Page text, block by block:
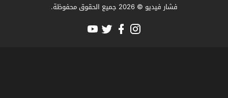
فشار فيديو © 2026 جميع الحقوق محفوظة.